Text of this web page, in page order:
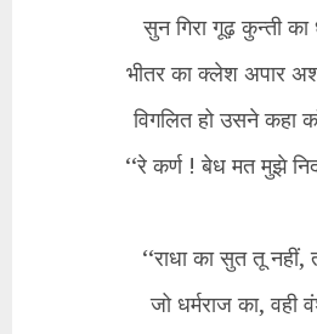
सुन गिरा गूढ़ कुन्ती
भीतर का क्लेश अपार
विगलित हो उसने कहा
‘‘रे कर्ण ! बेध मत मुझे
‘‘राधा का सुत तू नहीं,
जो धर्मराज का, वही